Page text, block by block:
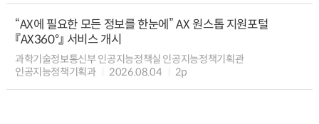
“AX에 필요한 모든 정보를 한눈에” AX 원스톱 지원포털
『AX360°』 서비스 개시
과학기술정보통신부 인공지능정책실 인공지능정책기획관
인공지능정책기획과
2026.08.04 2p